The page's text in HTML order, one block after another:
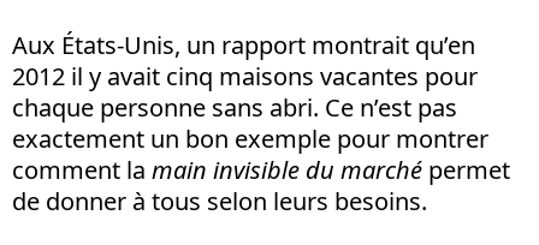
Aux États-Unis, un rapport montrait qu’en
2012 il y avait cinq maisons vacantes pour
chaque personne sans abri. Ce n’est pas
exactement un bon exemple pour montrer
comment la main invisible du marché permet
de donner à tous selon leurs besoins.